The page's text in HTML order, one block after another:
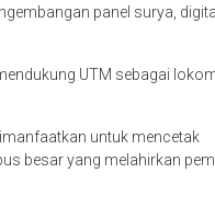
panel surya,
UTM sebagai
untuk mencetak
besar yang melahirkan